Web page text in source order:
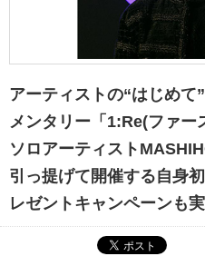
アーティストの“はじめて
メンタリー「1:Re(ファー
ソロアーティスト
引っ提げて開催する自身
レゼントキャンペーンも実